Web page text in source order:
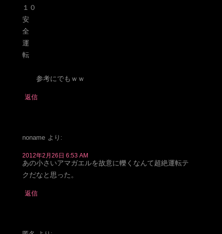
１０
安
全
運
転
参考にでもｗｗ
返信
noname より:
2012年2月26日 6:53 AM
あの小さいアマガエルを故意に轢くなんて超絶運転テ
クだなと思った。
返信